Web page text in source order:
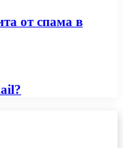
от спама в